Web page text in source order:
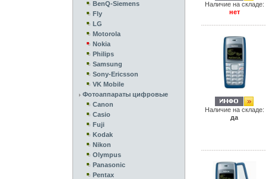
BenQ-Siemens
Fly
LG
Motorola
Nokia
Philips
Samsung
Sony-Ericsson
VK Mobile
Фотоаппараты цифровые
Canon
Casio
Fuji
Kodak
Nikon
Olympus
Panasonic
Pentax
Наличие на складе:
нет
Наличие на складе:
да